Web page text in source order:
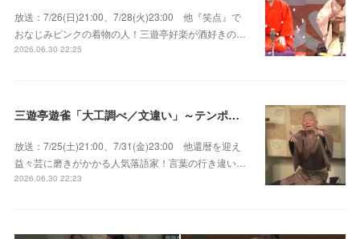
放送：7/26(日)21:00、7/28(火)23:00 他『笑点』で
おなじみピンクの着物の人！三遊亭好楽が酒好きの…
2026.06.30 22:25
三遊亭遊雀「大工調べ／文違い」～テンポよくたたみかける語り口で人気・実力とも屈指！
放送：7/25(土)21:00、7/31(金)23:00 他還暦を迎え
益々芸に磨きがかかる人気落語家！言葉の行き違い…
2026.06.30 22:23